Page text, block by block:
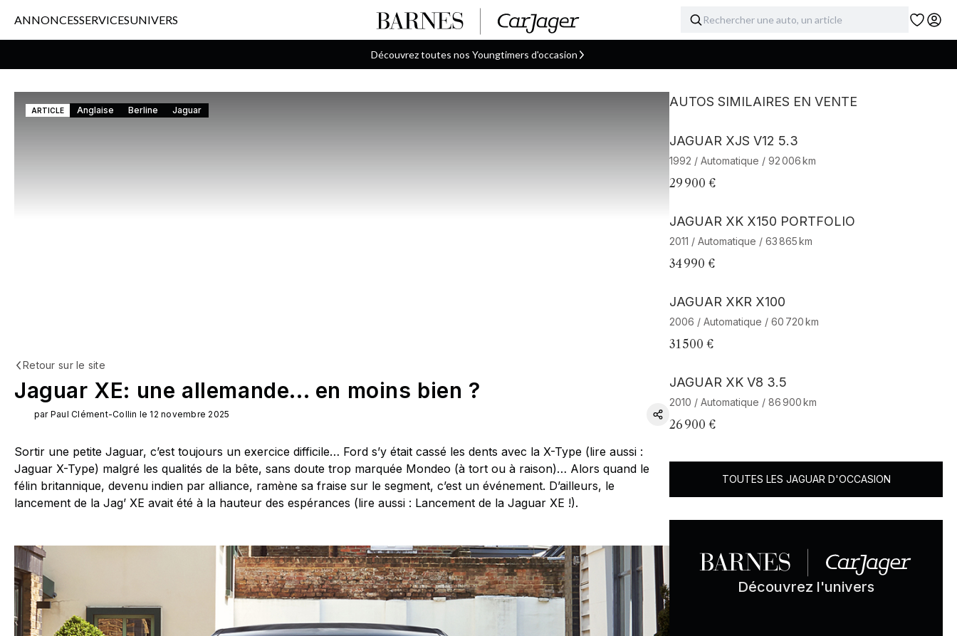
ANNONCESSERVICESUNIVERS
Découvrez toutes nos Youngtimers d'occasion
ARTICLE Anglaise Berline Jaguar
Retour sur le site
Jaguar XE: une allemande... en moins bien ?
par Paul Clément-Collin le 12 novembre 2025
Sortir une petite Jaguar, c’est toujours un exercice difficile… Ford s’y était cassé les dents avec la X-Type (lire aussi :
Jaguar X-Type) malgré les qualités de la bête, sans doute trop marquée Mondeo (à tort ou à raison)… Alors quand le
félin britannique, devenu indien par alliance, ramène sa fraise sur le segment, c’est un événement. D’ailleurs, le
lancement de la Jag’ XE avait été à la hauteur des espérances (lire aussi : Lancement de la Jaguar XE !).
AUTOS SIMILAIRES EN VENTE
JAGUAR XJS V12 5.3
1992 / Automatique / 92 006 km
29 900 €
JAGUAR XK X150 PORTFOLIO
2011 / Automatique / 63 865 km
34 990 €
JAGUAR XKR X100
2006 / Automatique / 60 720 km
31 500 €
JAGUAR XK V8 3.5
2010 / Automatique / 86 900 km
26 900 €
TOUTES LES JAGUAR D'OCCASION
Découvrez l'univers